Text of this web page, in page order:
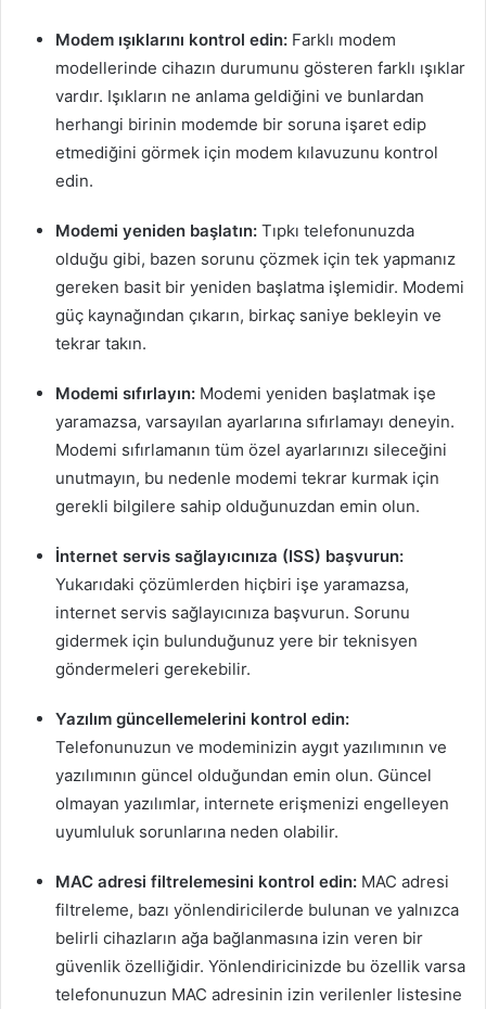
Modem ışıklarını kontrol edin: Farklı modem
modellerinde cihazın durumunu gösteren farklı ışıklar
vardır. Işıkların ne anlama geldiğini ve bunlardan
herhangi birinin modemde bir soruna işaret edip
etmediğini görmek için modem kılavuzunu kontrol
edin.
Modemi yeniden başlatın: Tıpkı telefonunuzda
olduğu gibi, bazen sorunu çözmek için tek yapmanız
gereken basit bir yeniden başlatma işlemidir. Modemi
güç kaynağından çıkarın, birkaç saniye bekleyin ve
tekrar takın.
Modemi sıfırlayın: Modemi yeniden başlatmak işe
yaramazsa, varsayılan ayarlarına sıfırlamayı deneyin.
Modemi sıfırlamanın tüm özel ayarlarınızı sileceğini
unutmayın, bu nedenle modemi tekrar kurmak için
gerekli bilgilere sahip olduğunuzdan emin olun.
İnternet servis sağlayıcınıza (ISS) başvurun:
Yukarıdaki çözümlerden hiçbiri işe yaramazsa,
internet servis sağlayıcınıza başvurun. Sorunu
gidermek için bulunduğunuz yere bir teknisyen
göndermeleri gerekebilir.
Yazılım güncellemelerini kontrol edin:
Telefonunuzun ve modeminizin aygıt yazılımının ve
yazılımının güncel olduğundan emin olun. Güncel
olmayan yazılımlar, internete erişmenizi engelleyen
uyumluluk sorunlarına neden olabilir.
MAC adresi filtrelemesini kontrol edin: MAC adresi
filtreleme, bazı yönlendiricilerde bulunan ve yalnızca
belirli cihazların ağa bağlanmasına izin veren bir
güvenlik özelliğidir. Yönlendiricinizde bu özellik varsa
telefonunuzun MAC adresinin izin verilenler listesine